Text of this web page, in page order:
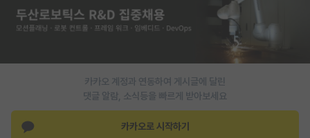
카카오 계정과 연동하여 게시글에 달린
댓글 알람, 소식등을 빠르게 받아보세요
카카오로 시작하기